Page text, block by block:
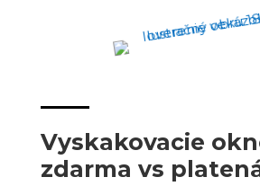
Vyskakovacie
zdarma vs